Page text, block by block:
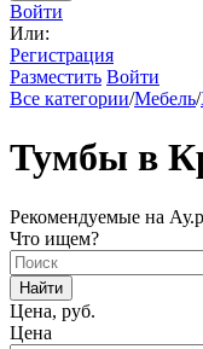
Войти
Или:
Регистрация
Разместить Войти
Все категории/Мебель/
Тумбы в
Рекомендуемые на
Что ищем?
Найти
Цена, руб.
Цена